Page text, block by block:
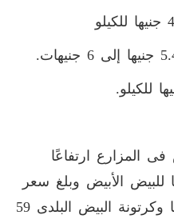
المزارع ارتفاعًا
مستوى 54 جنيها للبيض الأبيض وبلغ سعر
كرتونة البيض الأحمر 56 جنيها وكرتونة البيض البلدى 59